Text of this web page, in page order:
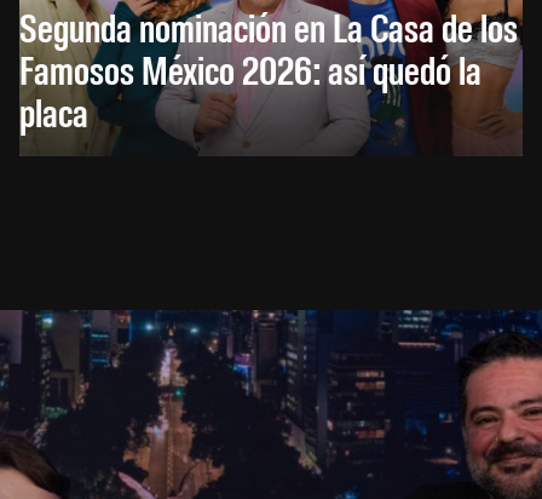
Segunda nominación en La Casa de los
Famosos México 2026: así quedó la
placa